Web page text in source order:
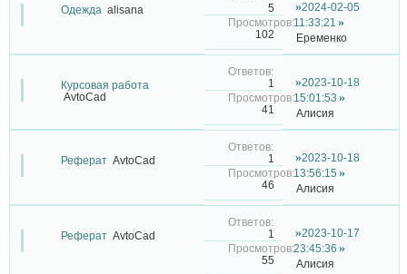
Одежда alisana 5
102
2024-02-05
11:33:21
Еременко
Курсовая работа
AvtoCad
1
41
2023-10-18
15:01:53
Алисия
Реферат AvtoCad 1
46
2023-10-18
13:56:15
Алисия
Реферат AvtoCad 1
55
2023-10-17
23:45:36
Алисия